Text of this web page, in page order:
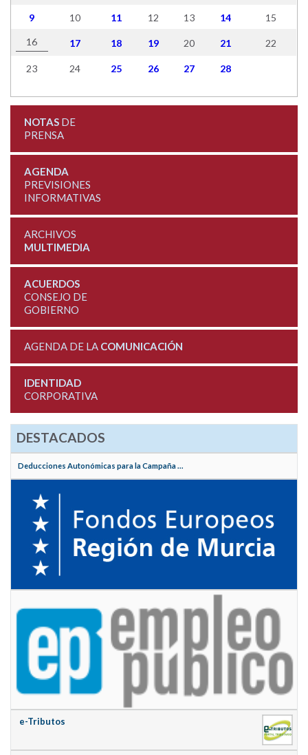
9 10 11 12 13 14 15
16 17 18 19 20 21 22
23 24 25 26 27 28
NOTASDE
PRENSA
AGENDA
PREVISIONES
INFORMATIVAS
ARCHIVOS
MULTIMEDIA
ACUERDOS
CONSEJO DE
GOBIERNO
AGENDA DE LA COMUNICACIÓN
IDENTIDAD
CORPORATIVA
DESTACADOS
Deducciones Autonómicas para la Campaña ...
e-Tributos